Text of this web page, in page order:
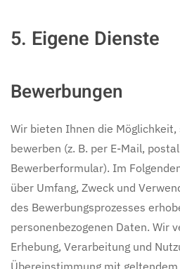
5. Eigene Dienste
Bewerbungen
Wir bieten Ihnen die Möglichkeit,
bewerben (z. B. per E-Mail,
Bewerberformular). Im
über Umfang, Zweck und
des Bewerbungsprozesses
personenbezogenen Daten. Wir
Erhebung, Verarbeitung und
Übereinstimmung mit